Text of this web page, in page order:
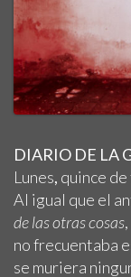
DIARIO DE LA
Lunes, quince
Al igual que el
de las otras cosas
no frecuentaba
se muriera